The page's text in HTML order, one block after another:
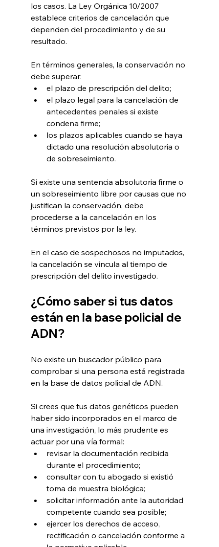
los casos. La Ley Orgánica 10/2007
establece criterios de cancelación que
dependen del procedimiento y de su
resultado.
En términos generales, la conservación no
debe superar:
el plazo de prescripción del delito;
el plazo legal para la cancelación de
antecedentes penales si existe
condena firme;
los plazos aplicables cuando se haya
dictado una resolución absolutoria o
de sobreseimiento.
Si existe una sentencia absolutoria firme o
un sobreseimiento libre por causas que no
justifican la conservación, debe
procederse a la cancelación en los
términos previstos por la ley.
En el caso de sospechosos no imputados,
la cancelación se vincula al tiempo de
prescripción del delito investigado.
¿Cómo saber si tus datos
están en la base policial de
ADN?
No existe un buscador público para
comprobar si una persona está registrada
en la base de datos policial de ADN.
Si crees que tus datos genéticos pueden
haber sido incorporados en el marco de
una investigación, lo más prudente es
actuar por una vía formal:
revisar la documentación recibida
durante el procedimiento;
consultar con tu abogado si existió
toma de muestra biológica;
solicitar información ante la autoridad
competente cuando sea posible;
ejercer los derechos de acceso,
rectificación o cancelación conforme a